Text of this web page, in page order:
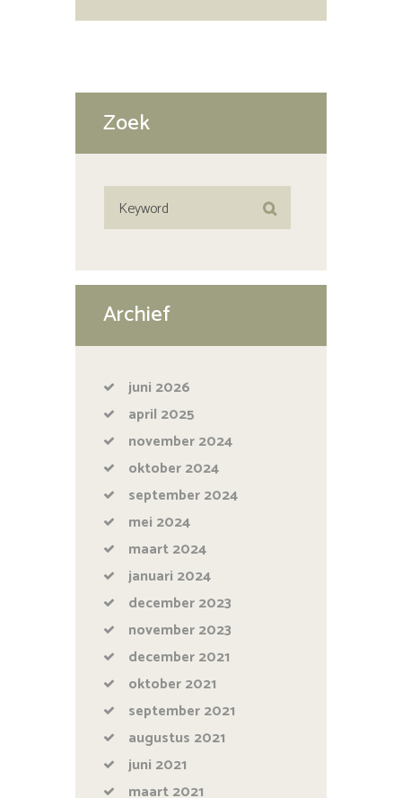
Zoek
Archief
juni 2026
april 2025
november2024
oktober2024
september2024
mei 2024
maart2024
januari 2024
december2023
november2023
december2021
oktober2021
september2021
augustus 2021
juni 2021
maart2021